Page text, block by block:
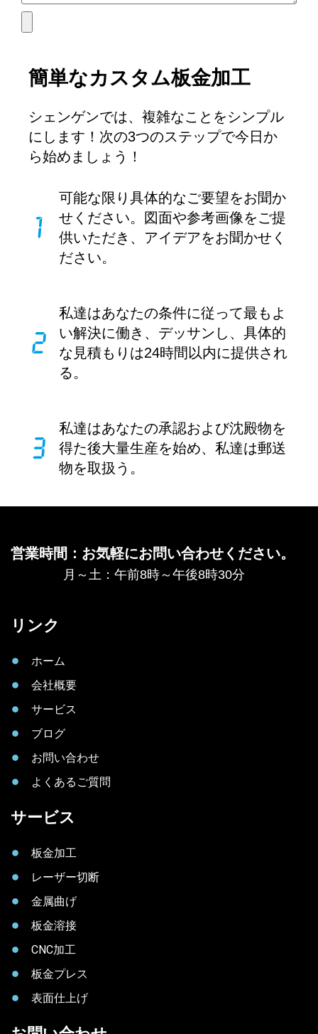
簡単なカスタム板金加工
シェンゲンでは、複雑なことをシンプル
にします！次の3つのステップで今日か
ら始めましょう！
可能な限り具体的なご要望をお聞か
せください。図面や参考画像をご提
供いただき、アイデアをお聞かせく
ださい。
私達はあなたの条件に従って最もよ
い解決に働き、デッサンし、具体的
な見積もりは24時間以内に提供され
る。
私達はあなたの承認および沈殿物を
得た後大量生産を始め、私達は郵送
物を取扱う。
営業時間：お気軽にお問い合わせください。
月～土：午前8時～午後8時30分
リンク
ホーム
会社概要
サービス
ブログ
お問い合わせ
よくあるご質問
サービス
板金加工
レーザー切断
金属曲げ
板金溶接
CNC加工
板金プレス
表面仕上げ